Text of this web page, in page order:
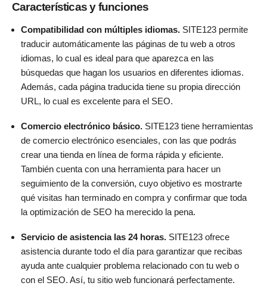
Características y funciones
Compatibilidad con múltiples idiomas. SITE123 permite
traducir automáticamente las páginas de tu web a otros
idiomas, lo cual es ideal para que aparezca en las
búsquedas que hagan los usuarios en diferentes idiomas.
Además, cada página traducida tiene su propia dirección
URL, lo cual es excelente para el SEO.
Comercio electrónico básico. SITE123 tiene herramientas
de comercio electrónico esenciales, con las que podrás
crear una tienda en línea de forma rápida y eficiente.
También cuenta con una herramienta para hacer un
seguimiento de la conversión, cuyo objetivo es mostrarte
qué visitas han terminado en compra y confirmar que toda
la optimización de SEO ha merecido la pena.
Servicio de asistencia las 24 horas. SITE123 ofrece
asistencia durante todo el día para garantizar que recibas
ayuda ante cualquier problema relacionado con tu web o
con el SEO. Así, tu sitio web funcionará perfectamente.